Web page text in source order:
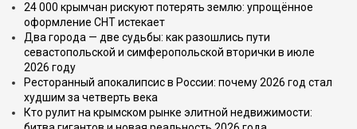
24 000 крымчан рискуют потерять землю: упрощённое
оформление СНТ истекает
Два города — две судьбы: как разошлись пути
севастопольской и симферопольской вторички в июле
2026 году
Ресторанный апокалипсис в России: почему 2026 год стал
худшим за четверть века
Кто рулит на крымском рынке элитной недвижимости: